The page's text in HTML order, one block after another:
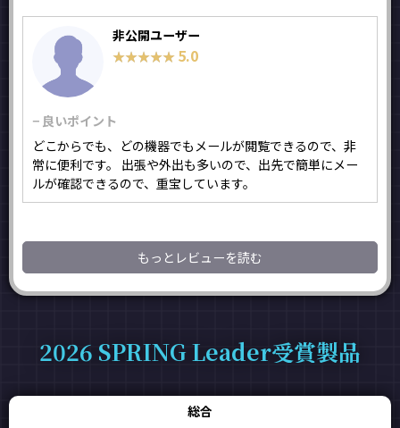
非公開ユーザー
★★★★★
★★★★★ 5.0
− 良いポイント
どこからでも、どの機器でもメールが閲覧できるので、非
常に便利です。 出張や外出も多いので、出先で簡単にメー
ルが確認できるので、重宝しています。
もっとレビューを読む
2026 SPRING Leader受賞製品
総合